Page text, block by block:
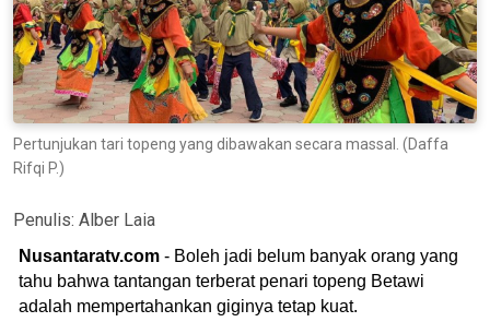
Pertunjukan tari topeng yang dibawakan secara massal. (Daffa
Rifqi P.)
Penulis: Alber Laia
Nusantaratv.com - Boleh jadi belum banyak orang yang
tahu bahwa tantangan terberat penari topeng Betawi
adalah mempertahankan giginya tetap kuat.